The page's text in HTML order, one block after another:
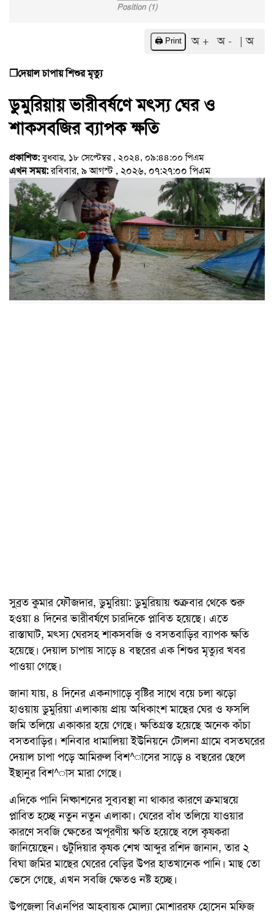
Position (1)
🖨️ Print অ + অ - | অ
❒দেয়াল চাপায় শিশুর মৃত্যু
ডুমুরিয়ায় ভারীবর্ষণে মৎস্য ঘের ও
শাকসবজির ব্যাপক ক্ষতি
প্রকাশিত:বুধবার, ১৮ সেপ্টেম্বর , ২০২৪, ০৯:৪৪:০০ পিএম
এখন সময়:রবিবার, ৯ আগস্ট , ২০২৬, ০৭:২৭:০০ পিএম
সুব্রত কুমার ফৌজদার, ডুমুরিয়া: ডুমুরিয়ায় শুক্রবার থেকে শুরু
হওয়া ৪ দিনের ভারীবর্ষণে চারদিকে প্লাবিত হয়েছে। এতে
রাস্তাঘাট, মৎস্য ঘেরসহ শাকসবজি ও বসতবাড়ির ব্যাপক ক্ষতি
হয়েছে। দেয়াল চাপায় সাড়ে ৪ বছরের এক শিশুর মৃত্যুর খবর
পাওয়া গেছে।
জানা যায়, ৪ দিনের একনাগাড়ে বৃষ্টির সাথে বয়ে চলা ঝড়ো
হাওয়ায় ডুমুরিয়া এলাকায় প্রায় অধিকাংশ মাছের ঘের ও ফসলি
জমি তলিয়ে একাকার হয়ে গেছে। ক্ষতিগ্রস্ত হয়েছে অনেক কাঁচা
বসতবাড়ির। শনিবার ধামালিয়া ইউনিয়নে টোলনা গ্রামে বসতঘরের
দেয়াল চাপা পড়ে আমিরুল বিশ^াসের সাড়ে ৪ বছরের ছেলে
ইছানুর বিশ^াস মারা গেছে।
এদিকে পানি নিষ্কাশনের সুব্যবস্থা না থাকার কারণে ক্রমান্বয়ে
প্লাবিত হচ্ছে নতুন নতুন এলাকা। ঘেরের বাঁধ তলিয়ে যাওয়ার
কারণে সবজি ক্ষেতের অপূরণীয় ক্ষতি হয়েছে বলে কৃষকরা
জানিয়েছেন। গুটুদিয়ার কৃষক শেখ আব্দুর রশিদ জানান, তার ২
বিঘা জমির মাছের ঘেরের বেড়ির উপর হাতখানেক পানি। মাছ তো
ভেসে গেছে, এখন সবজি ক্ষেতও নষ্ট হচ্ছে।
উপজেলা বিএনপির আহবায়ক মোল্যা মোশাররফ হোসেন মফিজ